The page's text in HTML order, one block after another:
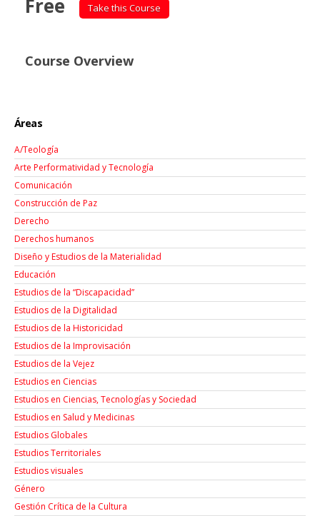
Free Take this Course
Course Overview
Áreas
A/Teología
Arte Performatividad y Tecnología
Comunicación
Construcción de Paz
Derecho
Derechos humanos
Diseño y Estudios de la Materialidad
Educación
Estudios de la “Discapacidad”
Estudios de la Digitalidad
Estudios de la Historicidad
Estudios de la Improvisación
Estudios de la Vejez
Estudios en Ciencias
Estudios en Ciencias, Tecnologías y Sociedad
Estudios en Salud y Medicinas
Estudios Globales
Estudios Territoriales
Estudios visuales
Género
Gestión Crítica de la Cultura